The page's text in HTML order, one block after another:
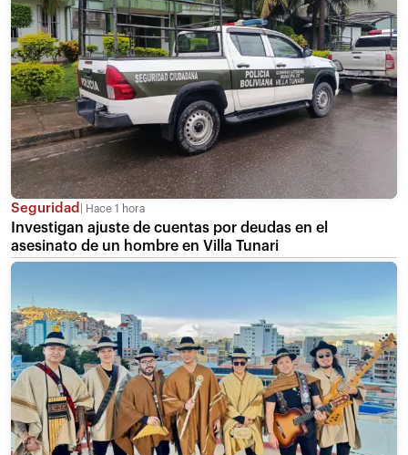
Seguridad Hace 1 hora
Investigan ajuste de cuentas por deudas en el
asesinato de un hombre en Villa Tunari